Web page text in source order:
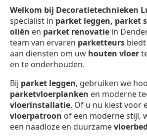
Welkom bij Decoratietechnieken
specialist in parket leggen, parket
oliën en parket renovatie in
team van ervaren parketteurs
aan diensten om uw houten vloer
en te onderhouden.
Bij parket leggen, gebruiken we
parketvloerplanken en moderne
vloerinstallatie. Of u nu kiest voor
vloerpatroon of een moderne stijl,
een naadloze en duurzame